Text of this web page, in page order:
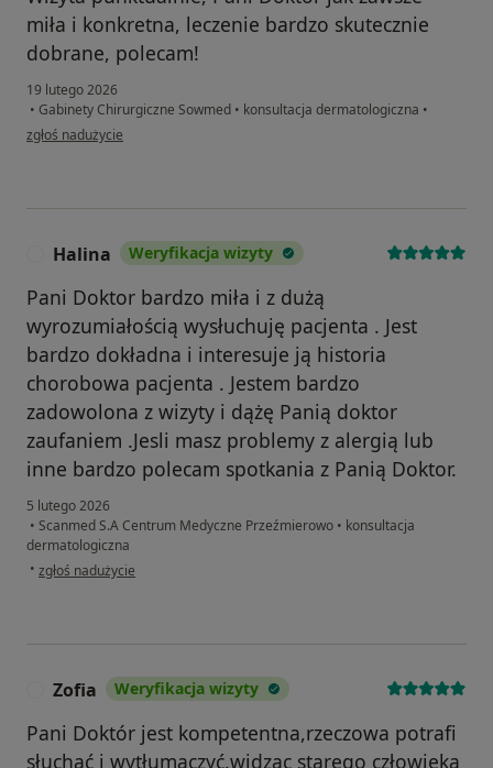
miła i konkretna, leczenie bardzo skutecznie
dobrane, polecam!
19 lutego 2026
• Gabinety Chirurgiczne Sowmed • konsultacja dermatologiczna •
w opinii użytkownika ED
zgłoś nadużycie
Halina Weryfikacja wizyty
Pani Doktor bardzo miła i z dużą
wyrozumiałością wysłuchuję pacjenta . Jest
bardzo dokładna i interesuje ją historia
chorobowa pacjenta . Jestem bardzo
zadowolona z wizyty i dążę Panią doktor
zaufaniem .Jesli masz problemy z alergią lub
inne bardzo polecam spotkania z Panią Doktor.
5 lutego 2026
• Scanmed S.A Centrum Medyczne Przeźmierowo • konsultacja
dermatologiczna
• w opinii użytkownika Halina
zgłoś nadużycie
Zofia Weryfikacja wizyty
Pani Doktór jest kompetentna,rzeczowa potrafi
słuchać i wytłumaczyć.widzac starego człowieka